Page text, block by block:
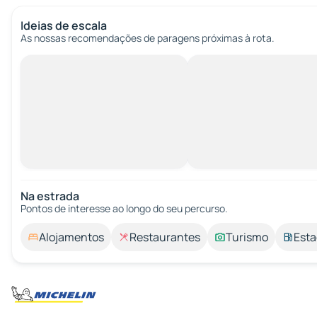
Ideias de escala
As nossas recomendações de paragens próximas à rota.
Na estrada
Pontos de interesse ao longo do seu percurso.
Alojamentos Restaurantes Turismo